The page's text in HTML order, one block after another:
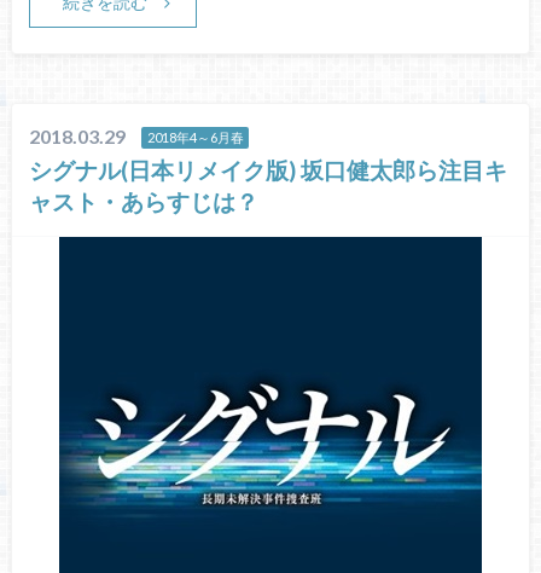
2018.03.29 2018年4～6月春
シグナル(日本リメイク版) 坂口健太郎ら注目キ
ャスト・あらすじは？